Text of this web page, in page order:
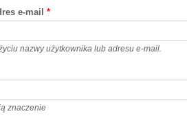
e-mail *
nazwy użytkownika lub adresu e-mail.
znaczenie